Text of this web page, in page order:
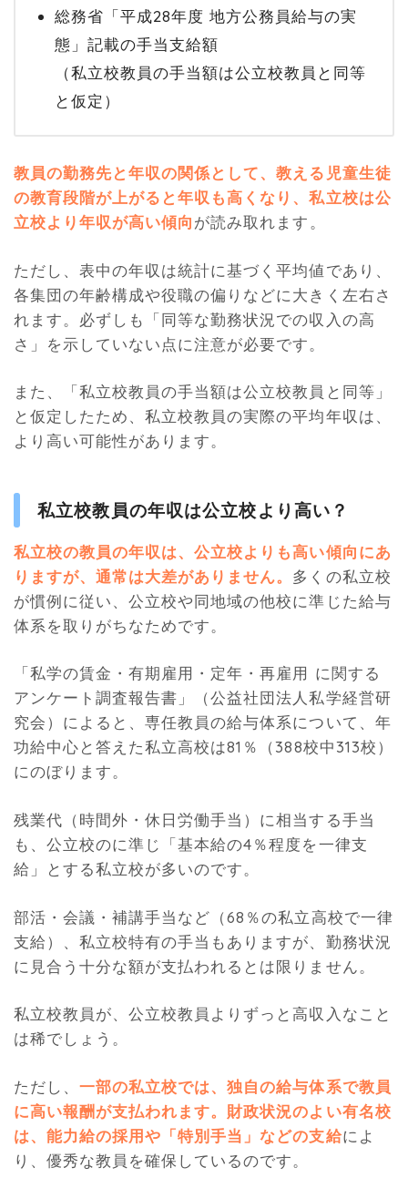
総務省「平成28年度 地方公務員給与の実
態」記載の手当支給額
（私立校教員の手当額は公立校教員と同等
と仮定）
教員の勤務先と年収の関係として、教える児童生徒
の教育段階が上がると年収も高くなり、私立校は公
立校より年収が高い傾向が読み取れます。
ただし、表中の年収は統計に基づく平均値であり、
各集団の年齢構成や役職の偏りなどに大きく左右さ
れます。必ずしも「同等な勤務状況での収入の高
さ」を示していない点に注意が必要です。
また、「私立校教員の手当額は公立校教員と同等」
と仮定したため、私立校教員の実際の平均年収は、
より高い可能性があります。
私立校教員の年収は公立校より高い？
私立校の教員の年収は、公立校よりも高い傾向にあ
りますが、通常は大差がありません。 多くの私立校
が慣例に従い、公立校や同地域の他校に準じた給与
体系を取りがちなためです。
「私学の賃金・有期雇用・定年・再雇用 に関する
アンケート調査報告書」（公益社団法人私学経営研
究会）によると、専任教員の給与体系について、年
功給中心と答えた私立高校は81％（388校中313校）
にのぼります。
残業代（時間外・休日労働手当）に相当する手当
も、公立校のに準じ「基本給の4％程度を一律支
給」とする私立校が多いのです。
部活・会議・補講手当など（68％の私立高校で一律
支給）、私立校特有の手当もありますが、勤務状況
に見合う十分な額が支払われるとは限りません。
私立校教員が、公立校教員よりずっと高収入なこと
は稀でしょう。
ただし、一部の私立校では、独自の給与体系で教員
に高い報酬が支払われます。財政状況のよい有名校
は、能力給の採用や「特別手当」などの支給によ
り、優秀な教員を確保しているのです。